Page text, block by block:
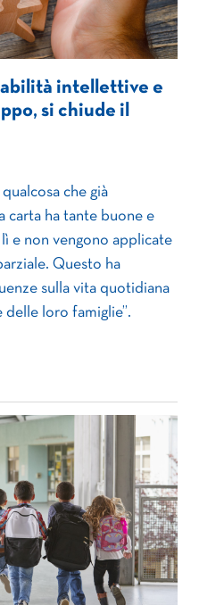
intellettive e
si chiude il
che già
carta ha tante buone e
e non vengono applicate
Questo ha
sulla vita quotidiana
loro famiglie”.